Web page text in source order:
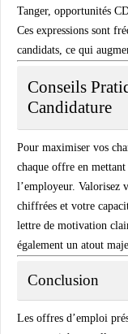
Tanger, opportunités
Ces expressions sont
candidats, ce qui
Conseils
Candidature
Pour maximiser vos
chaque offre en mettant
l’employeur. Valorisez
chiffrées et votre
lettre de motivation
également un atout
Conclusion
Les offres d’emploi